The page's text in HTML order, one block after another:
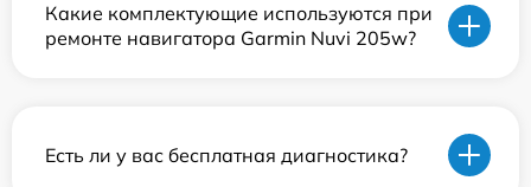
Какие комплектующие используются при
ремонте навигатора Garmin Nuvi 205w?
Есть ли у вас бесплатная диагностика?